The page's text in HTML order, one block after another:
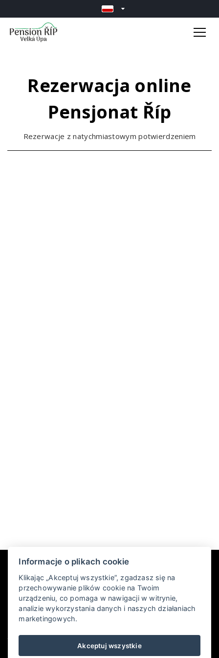
Rezerwacja online
Pensjonat Říp
Rezerwacje z natychmiastowym potwierdzeniem
Pec pod Sněžkou-Velká Úpa 237, 542 21 Pec pod Sněžkou
+420 725 856 471
Informacje o plikach cookie
Klikając „Akceptuj wszystkie”, zgadzasz się na
przechowywanie plików cookie na Twoim
urządzeniu, co pomaga w nawigacji w witrynie,
analizie wykorzystania danych i naszych działaniach
marketingowych.
Akceptuj wszystkie